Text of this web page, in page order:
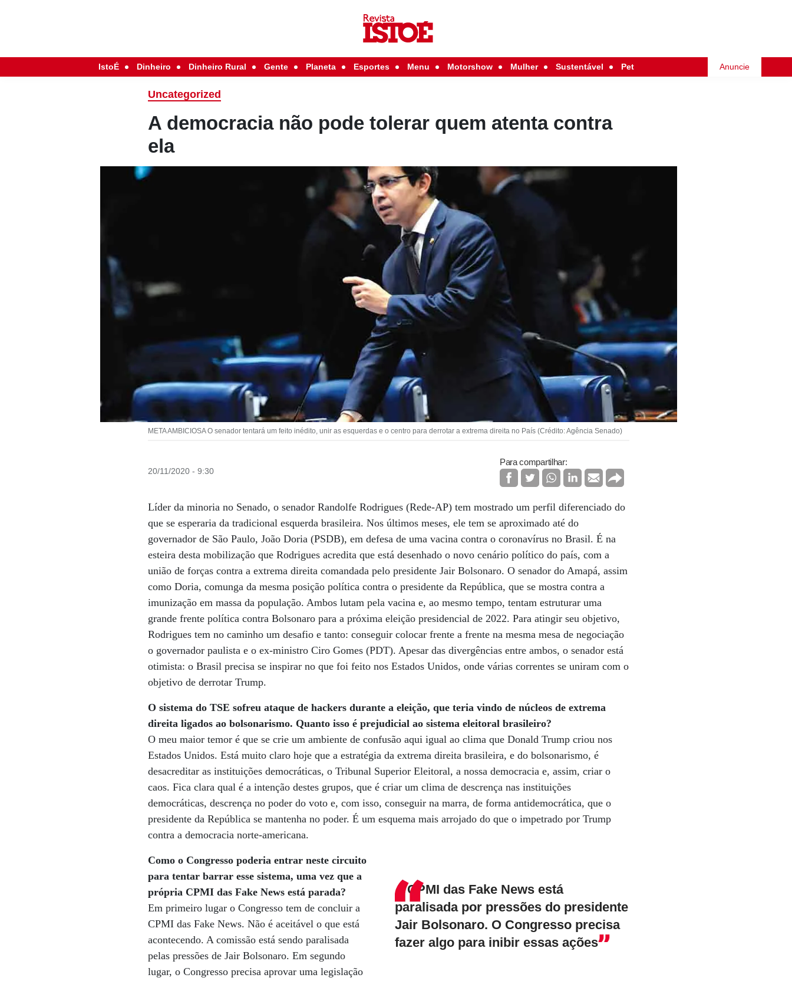
IstoÉ Dinheiro Dinheiro Rural Gente Planeta Esportes Menu Motorshow Mulher Sustentável Pet Anuncie
Uncategorized
A democracia não pode tolerar quem atenta contra
ela
META AMBICIOSA O senador tentará um feito inédito, unir as esquerdas e o centro para derrotar a extrema direita no País (Crédito: Agência Senado)
20/11/2020 - 9:30
Para compartilhar:
Líder da minoria no Senado, o senador Randolfe Rodrigues (Rede-AP) tem mostrado um perfil diferenciado do
que se esperaria da tradicional esquerda brasileira. Nos últimos meses, ele tem se aproximado até do
governador de São Paulo, João Doria (PSDB), em defesa de uma vacina contra o coronavírus no Brasil. É na
esteira desta mobilização que Rodrigues acredita que está desenhado o novo cenário político do país, com a
união de forças contra a extrema direita comandada pelo presidente Jair Bolsonaro. O senador do Amapá, assim
como Doria, comunga da mesma posição política contra o presidente da República, que se mostra contra a
imunização em massa da população. Ambos lutam pela vacina e, ao mesmo tempo, tentam estruturar uma
grande frente política contra Bolsonaro para a próxima eleição presidencial de 2022. Para atingir seu objetivo,
Rodrigues tem no caminho um desafio e tanto: conseguir colocar frente a frente na mesma mesa de negociação
o governador paulista e o ex-ministro Ciro Gomes (PDT). Apesar das divergências entre ambos, o senador está
otimista: o Brasil precisa se inspirar no que foi feito nos Estados Unidos, onde várias correntes se uniram com o
objetivo de derrotar Trump.
O sistema do TSE sofreu ataque de hackers durante a eleição, que teria vindo de núcleos de extrema
direita ligados ao bolsonarismo. Quanto isso é prejudicial ao sistema eleitoral brasileiro?
O meu maior temor é que se crie um ambiente de confusão aqui igual ao clima que Donald Trump criou nos
Estados Unidos. Está muito claro hoje que a estratégia da extrema direita brasileira, e do bolsonarismo, é
desacreditar as instituições democráticas, o Tribunal Superior Eleitoral, a nossa democracia e, assim, criar o
caos. Fica clara qual é a intenção destes grupos, que é criar um clima de descrença nas instituições
democráticas, descrença no poder do voto e, com isso, conseguir na marra, de forma antidemocrática, que o
presidente da República se mantenha no poder. É um esquema mais arrojado do que o impetrado por Trump
contra a democracia norte-americana.
A CPMI das Fake News está
paralisada por pressões do presidente
Jair Bolsonaro. O Congresso precisa
fazer algo para inibir essas ações
Como o Congresso poderia entrar neste circuito
para tentar barrar esse sistema, uma vez que a
própria CPMI das Fake News está parada?
Em primeiro lugar o Congresso tem de concluir a
CPMI das Fake News. Não é aceitável o que está
acontecendo. A comissão está sendo paralisada
pelas pressões de Jair Bolsonaro. Em segundo
lugar, o Congresso precisa aprovar uma legislação